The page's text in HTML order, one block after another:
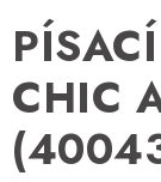
CHIC